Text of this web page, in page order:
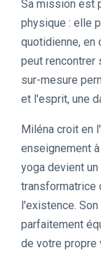
Sa mission est
physique : elle
quotidienne, en
peut rencontrer
sur-mesure
et l'esprit, une
Miléna croit en
enseignement
yoga devient
transformatrice
l'existence.
parfaitement
de votre propre